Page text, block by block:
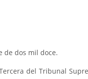
de dos mil doce.
del Tribunal